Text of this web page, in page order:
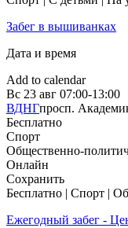
Забег в вышиванках
Дата и время
Add to calendar
Вс 23 авг 07:00-13:00
ВДНГпросп.
Бесплатно
Спорт
Общественно-
Онлайн
Сохранить
Бесплатно | Спорт |
Ежегодный забег -